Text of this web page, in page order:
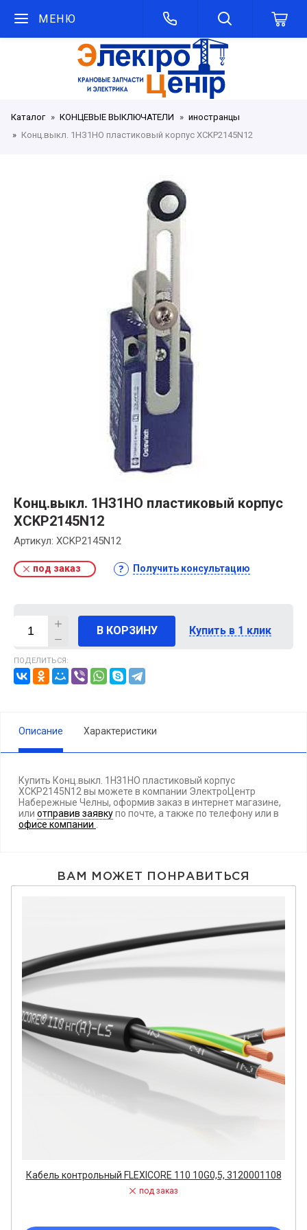
МЕНЮ
Каталог КОНЦЕВЫЕ ВЫКЛЮЧАТЕЛИ
иностранцы
Конц.выкл. 1НЗ1НО пластиковый корпус XCKP2145N12
Конц.выкл. 1НЗ1НО пластиковый корпус
XCKP2145N12
Артикул: XCKP2145N12
под заказ Получить консультацию
В КОРЗИНУ Купить в 1 клик
ПОДЕЛИТЬСЯ:
Описание Характеристики
Купить Конц.выкл. 1НЗ1НО пластиковый корпус
XCKP2145N12 вы можете в компании ЭлектроЦентр
Набережные Челны, оформив заказ в интернет магазине,
или отправив заявкупо почте, а также по телефонуили в
офисе компании
ВАМ МОЖЕТ ПОНРАВИТЬСЯ
Кабель контрольный FLEXICORE 110 10G0,5, 3120001108
под заказ